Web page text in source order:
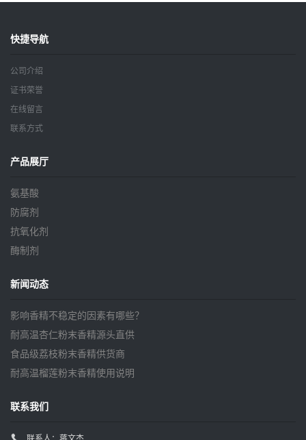
快捷导航
公司介绍
证书荣誉
在线留言
联系方式
产品展厅
氨基酸
防腐剂
抗氧化剂
酶制剂
新闻动态
影响香精不稳定的因素有哪些？
耐高温杏仁粉末香精源头直供
食品级荔枝粉末香精供货商
耐高温榴莲粉末香精使用说明
联系我们